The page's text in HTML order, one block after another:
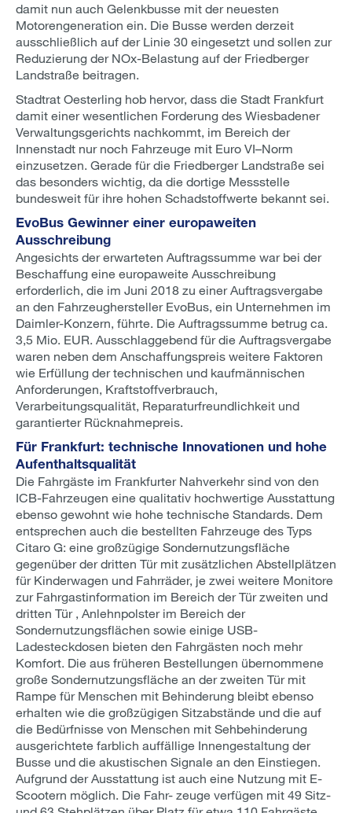
damit nun auch Gelenkbusse mit der neuesten
Motorengeneration ein. Die Busse werden derzeit
ausschließlich auf der Linie 30 eingesetzt und sollen zur
Reduzierung der NOx-Belastung auf der Friedberger
Landstraße beitragen.
Stadtrat Oesterling hob hervor, dass die Stadt Frankfurt
damit einer wesentlichen Forderung des Wiesbadener
Verwaltungsgerichts nachkommt, im Bereich der
Innenstadt nur noch Fahrzeuge mit Euro VI–Norm
einzusetzen. Gerade für die Friedberger Landstraße sei
das besonders wichtig, da die dortige Messstelle
bundesweit für ihre hohen Schadstoffwerte bekannt sei.
EvoBus Gewinner einer europaweiten
Ausschreibung
Angesichts der erwarteten Auftragssumme war bei der
Beschaffung eine europaweite Ausschreibung
erforderlich, die im Juni 2018 zu einer Auftragsvergabe
an den Fahrzeughersteller EvoBus, ein Unternehmen im
Daimler-Konzern, führte. Die Auftragssumme betrug ca.
3,5 Mio. EUR. Ausschlaggebend für die Auftragsvergabe
waren neben dem Anschaffungspreis weitere Faktoren
wie Erfüllung der technischen und kaufmännischen
Anforderungen, Kraftstoffverbrauch,
Verarbeitungsqualität, Reparaturfreundlichkeit und
garantierter Rücknahmepreis.
Für Frankfurt: technische Innovationen und hohe
Aufenthaltsqualität
Die Fahrgäste im Frankfurter Nahverkehr sind von den
ICB-Fahrzeugen eine qualitativ hochwertige Ausstattung
ebenso gewohnt wie hohe technische Standards. Dem
entsprechen auch die bestellten Fahrzeuge des Typs
Citaro G: eine großzügige Sondernutzungsfläche
gegenüber der dritten Tür mit zusätzlichen Abstellplätzen
für Kinderwagen und Fahrräder, je zwei weitere Monitore
zur Fahrgastinformation im Bereich der Tür zweiten und
dritten Tür , Anlehnpolster im Bereich der
Sondernutzungsflächen sowie einige USB-
Ladesteckdosen bieten den Fahrgästen noch mehr
Komfort. Die aus früheren Bestellungen übernommene
große Sondernutzungsfläche an der zweiten Tür mit
Rampe für Menschen mit Behinderung bleibt ebenso
erhalten wie die großzügigen Sitzabstände und die auf
die Bedürfnisse von Menschen mit Sehbehinderung
ausgerichtete farblich auffällige Innengestaltung der
Busse und die akustischen Signale an den Einstiegen.
Aufgrund der Ausstattung ist auch eine Nutzung mit E-
Scootern möglich. Die Fahr- zeuge verfügen mit 49 Sitz-